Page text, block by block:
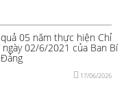
05 năm thực hiện Chỉ
02/6/2021 của Ban Bí
17/06/2026